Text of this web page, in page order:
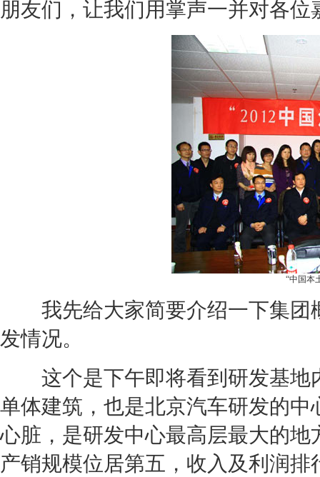
朋友们，让我们用掌声一并对各
“中国本
我先给大家简要介绍一下集团
发情况。
这个是下午即将看到研发基地
单体建筑，也是北京汽车研发的中
心脏，是研发中心最高层最大的
产销规模位居第五，收入及利润